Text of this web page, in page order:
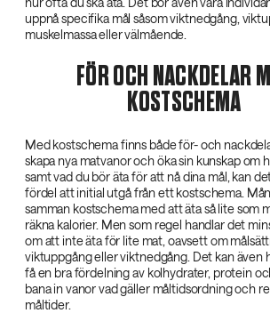
uppnå specifika mål såsom viktnedgång,
muskelmassa eller välmående.
FÖR OCH NACKDELAR
KOSTSCHEMA
Med kostschema finns både för- och
skapa nya matvanor och öka sin kunskap om
samt vad du bör äta för att nå dina mål, kan
fördel att initial utgå från ett kostschema.
samman kostschema med att äta så lite som
räkna kalorier. Men som regel handlar det
om att inte äta för lite mat, oavsett om
viktuppgång eller viktnedgång. Det kan även
få en bra fördelning av kolhydrater, protein
bana in vanor vad gäller måltidsordning och
måltider.